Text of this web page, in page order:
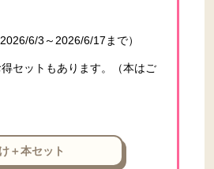
6/3～2026/6/17まで）
セットもあります。（本はご
＋本セット